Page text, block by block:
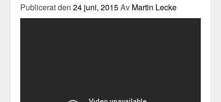
Publicerat den 24 juni, 2015Av Martin Lecke